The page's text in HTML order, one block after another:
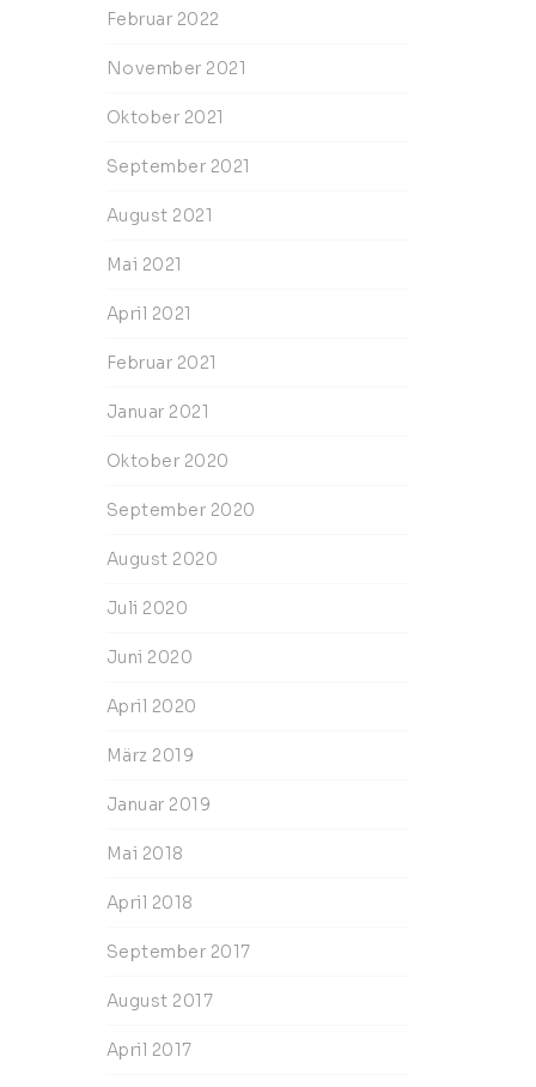
Februar 2022
November 2021
Oktober 2021
September 2021
August 2021
Mai 2021
April 2021
Februar 2021
Januar 2021
Oktober 2020
September 2020
August 2020
Juli 2020
Juni 2020
April 2020
März 2019
Januar 2019
Mai 2018
April 2018
September 2017
August 2017
April 2017